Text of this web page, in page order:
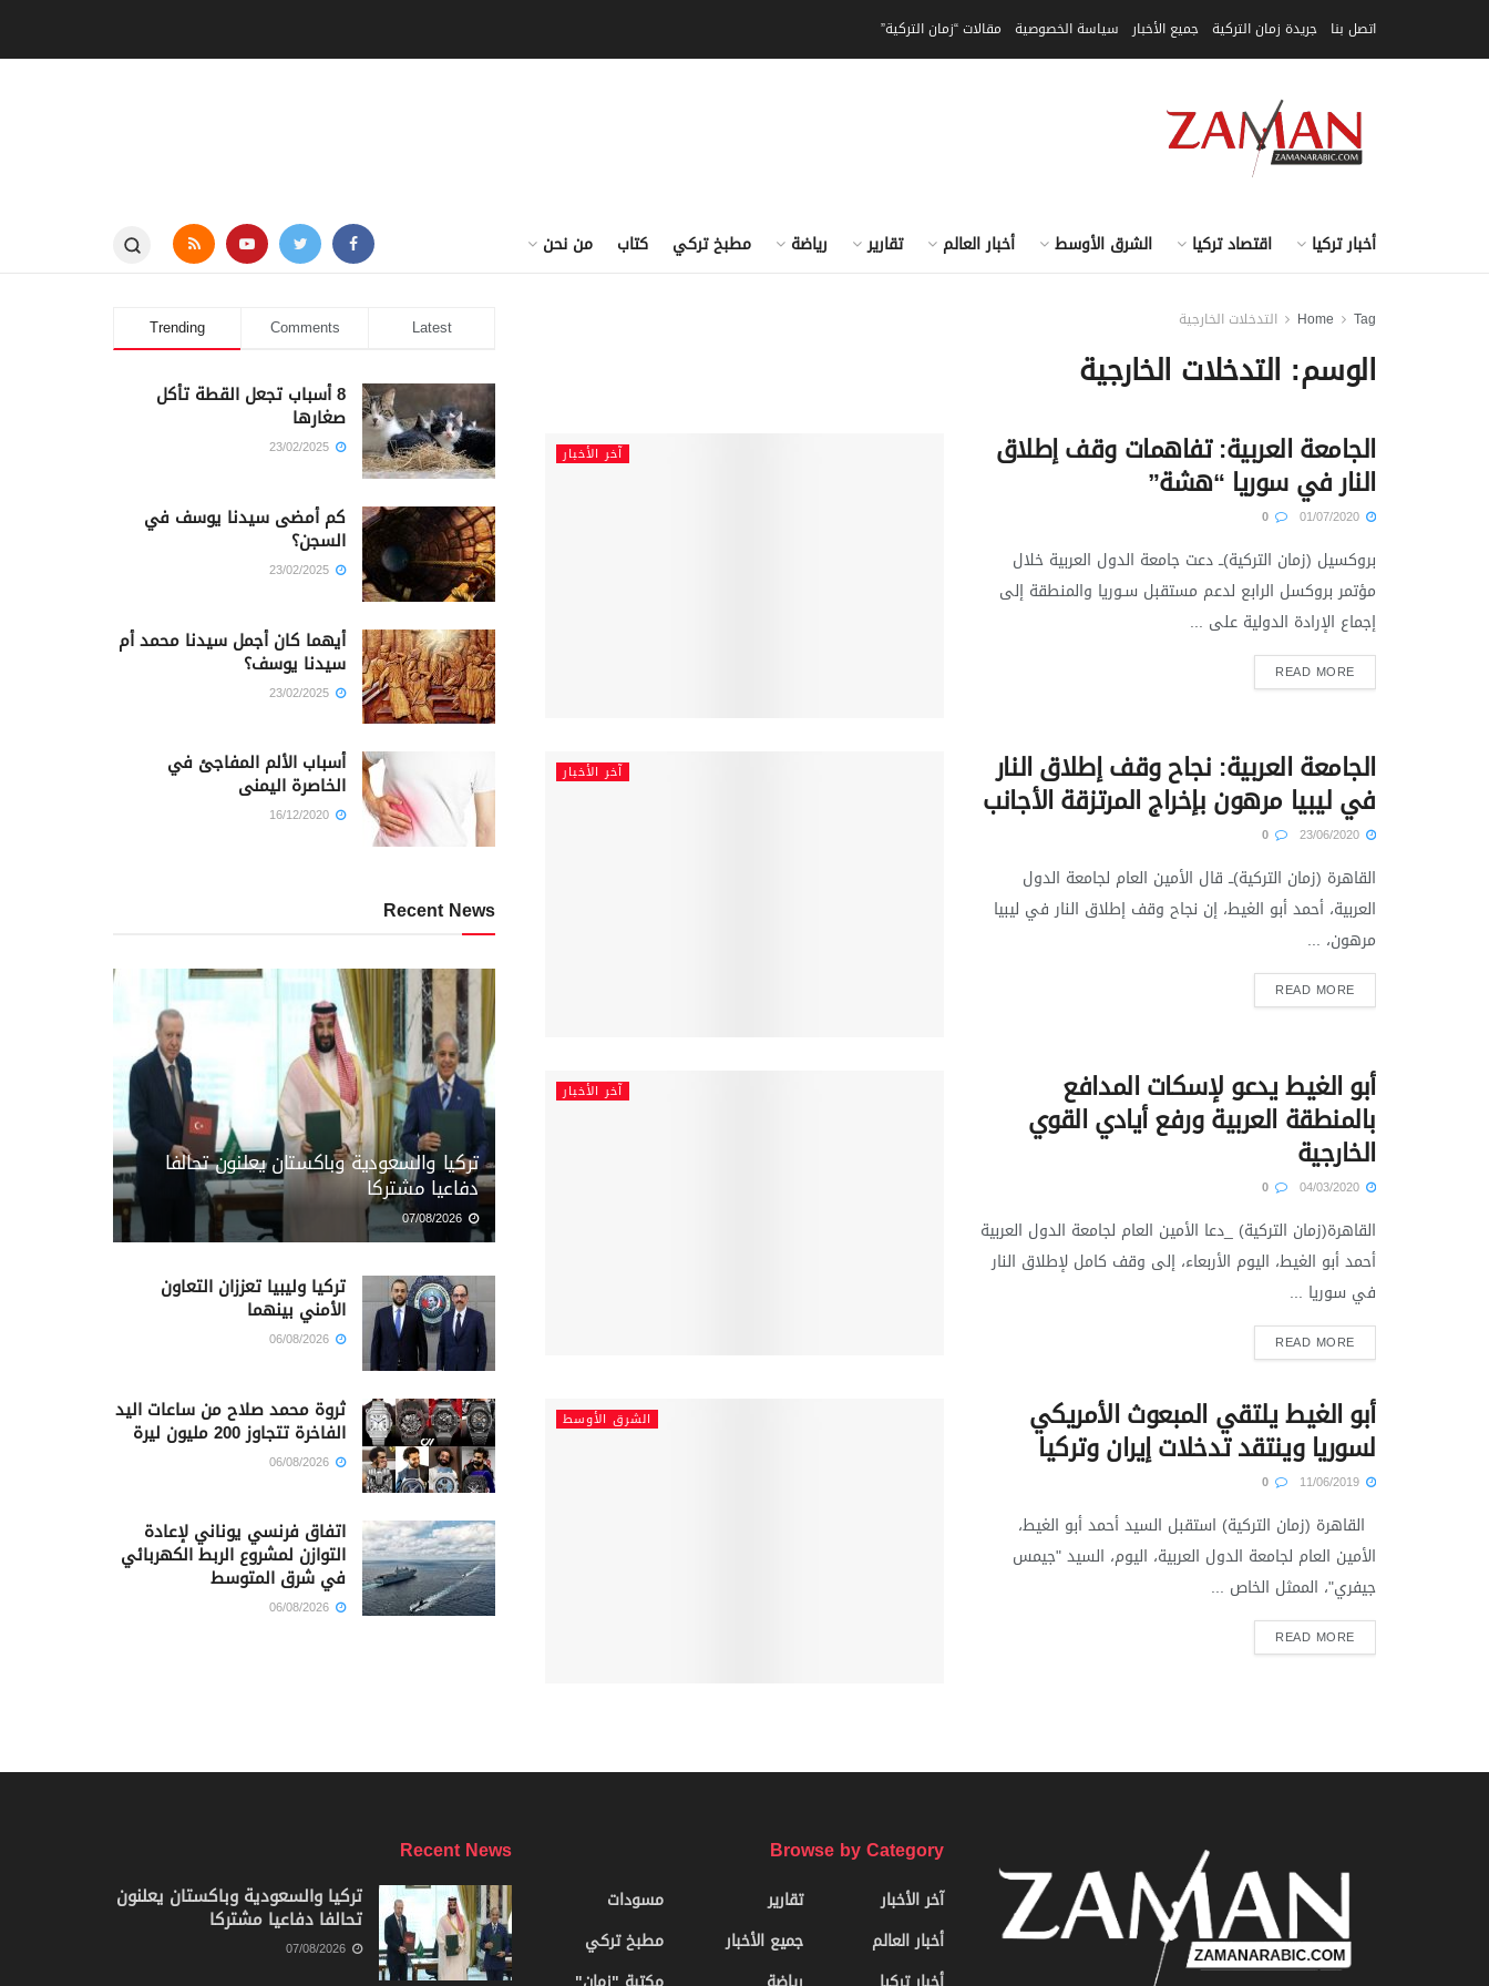
اتصل بنا جريدة زمان التركية جميع الأخبار سياسة الخصوصية مقالات “زمان التركية”
أخبار تركيا اقتصاد تركيا الشرق الأوسط أخبار العالم تقارير رياضة مطبخ تركي كتاب من نحن
Home Tag التدخلات الخارجية
الوسم: التدخلات الخارجية
آخر الأخبار الجامعة العربية: تفاهمات وقف إطلاق
النار في سوريا “هشة”
بروكسيل (زمان التركية)ــ دعت جامعة الدول العربية خلال
مؤتمر بروكسل الرابع لدعم مستقبل سـوريا والمنطقة إلى
إجماع الإرادة الدولية على ...
READ MORE
آخر الأخبار الجامعة العربية: نجاح وقف إطلاق النار
في ليبيا مرهون بإخراج المرتزقة الأجانب
القاهرة (زمان التركية)ــ قال الأمين العام لجامعة الدول
العربية، أحمد أبو الغيط، إن نجاح وقف إطلاق النار في ليبيا
مرهون، ...
READ MORE
آخر الأخبار أبو الغيط يدعو لإسكات المدافع
بالمنطقة العربية ورفع أيادي القوي
الخارجية
القاهرة(زمان التركية) _دعا الأمين العام لجامعة الدول العربية
أحمد أبو الغيط، اليوم الأربعاء، إلى وقف كامل لإطلاق النار
في سوريا ...
READ MORE
الشرق الأوسط أبو الغيط يلتقي المبعوث الأمريكي
لسوريا وينتقد تدخلات إيران وتركيا
القاهرة (زمان التركية) استقبل السيد أحمد أبو الغيط،
الأمين العام لجامعة الدول العربية، اليوم، السيد "جيمس
جيفري"، الممثل الخاص ...
READ MORE
Trending Comments Latest
8 أسباب تجعل القطة تأكل
صغارها
كم أمضى سيدنا يوسف في
السجن؟
أيهما كان أجمل سيدنا محمد أم
سيدنا يوسف؟
أسباب الألم المفاجئ في
الخاصرة اليمنى
Recent News
تركيا والسعودية وباكستان يعلنون تحالفا
دفاعيا مشتركا
تركيا وليبيا تعززان التعاون
الأمني بينهما
ثروة محمد صلاح من ساعات اليد
الفاخرة تتجاوز 200 مليون ليرة
اتفاق فرنسي يوناني لإعادة
التوازن لمشروع الربط الكهربائي
في شرق المتوسط
Browse by Category
آخر الأخبار
أخبار العالم
تقارير
جميع الأخبار
مسودات
مطبخ تركي
Recent News
تركيا والسعودية وباكستان يعلنون
تحالفا دفاعيا مشتركا